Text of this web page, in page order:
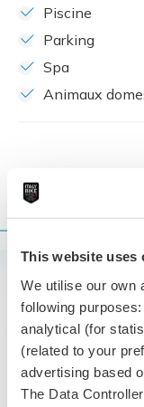
This website uses
We utilise our own
following
analytical (for
(related to your
advertising based
The Data
Piscine
Parking
Spa
Animaux
NOTRE